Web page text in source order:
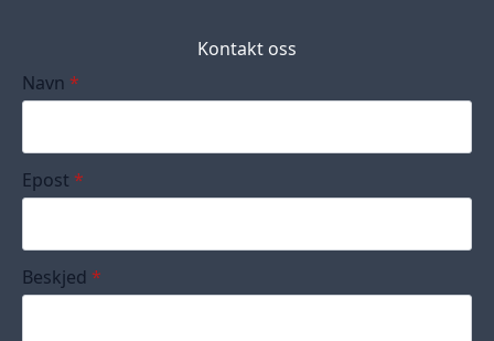
Kontakt oss
Navn *
Epost *
Beskjed *